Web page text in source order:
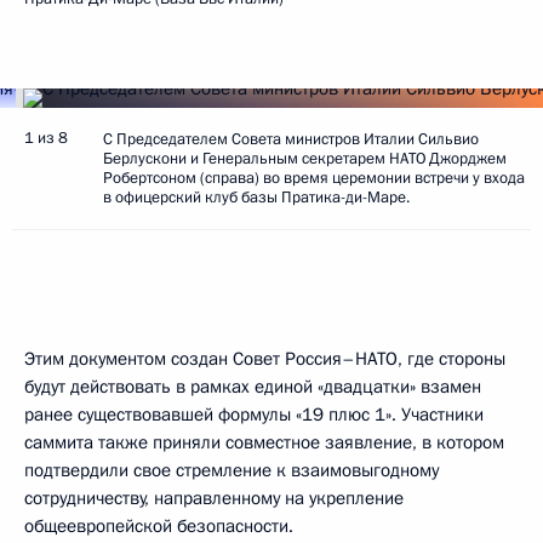
1 из 8
С Председателем Совета министров Италии Сильвио
Берлускони и Генеральным секретарем НАТО Джорджем
Робертсоном (справа) во время церемонии встречи у входа
в офицерский клуб базы Пратика-ди-Маре.
Этим документом создан Совет Россия–НАТО, где стороны
будут действовать в рамках единой «двадцатки» взамен
ранее существовавшей формулы «19 плюс 1». Участники
саммита также приняли совместное заявление, в котором
подтвердили свое стремление к взаимовыгодному
сотрудничеству, направленному на укрепление
общеевропейской безопасности.